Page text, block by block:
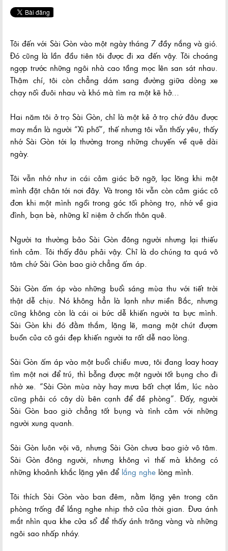
Tôi đến với Sài Gòn vào một ngày tháng 7 đầy nắng và gió.
Đó cũng là lần đầu tiên tôi được đi xa đến vậy. Tôi choáng
ngợp trước những ngôi nhà cao tầng mọc lên san sát nhau.
Thậm chí, tôi còn chẳng dám sang đường giữa dòng xe
chạy nối đuôi nhau và khó mà tìm ra một kẽ hở…
Hai năm tôi ở trọ Sài Gòn, chỉ là một kẻ ở trọ chứ đâu được
may mắn là người “Xì phố”, thế nhưng tôi vẫn thấy yêu, thấy
nhớ Sài Gòn tới lạ thường trong những chuyến về quê dài
ngày.
Tôi vẫn nhớ như in cái cảm giác bỡ ngỡ, lạc lõng khi một
mình đặt chân tới nơi đây. Và trong tôi vẫn còn cảm giác cô
đơn khi một mình ngồi trong góc tối phòng trọ, nhớ về gia
đình, bạn bè, những kỉ niệm ở chốn thôn quê.
Người ta thường bảo Sài Gòn đông người nhưng lại thiếu
tình cảm. Tôi thấy đâu phải vậy. Chỉ là do chúng ta quá vô
tâm chứ Sài Gòn bao giờ chẳng ấm áp.
Sài Gòn ấm áp vào những buổi sáng mùa thu với tiết trời
thật dễ chịu. Nó không hẳn là lạnh như miền Bắc, nhưng
cũng không còn là cái oi bức dễ khiến người ta bực mình.
Sài Gòn khi đó đằm thắm, lặng lẽ, mang một chút đượm
buồn của cô gái đẹp khiến người ta rất dễ nao lòng.
Sài Gòn ấm áp vào một buổi chiều mưa, tôi đang loay hoay
tìm một nơi để trú, thì bỗng được một người tốt bụng cho đi
nhờ xe. “Sài Gòn mùa này hay mưa bất chợt lắm, lúc nào
cũng phải có cây dù bên cạnh để đề phòng”. Đấy, người
Sài Gòn bao giờ chẳng tốt bụng và tình cảm với những
người xung quanh.
Sài Gòn luôn vội vã, nhưng Sài Gòn chưa bao giờ vô tâm.
Sài Gòn đông người, nhưng không vì thế mà không có
những khoảnh khắc lặng yên để lắng nghe lòng mình.
Tôi thích Sài Gòn vào ban đêm, nằm lặng yên trong căn
phòng trống để lắng nghe nhịp thở của thời gian. Đưa ánh
mắt nhìn qua khe cửa sổ để thấy ánh trăng vàng và những
ngôi sao nhấp nháy.